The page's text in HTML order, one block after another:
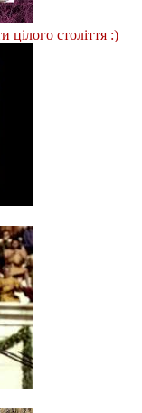
цілого століття :)